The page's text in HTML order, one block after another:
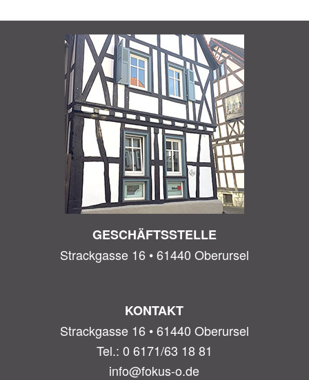
GESCHÄFTSSTELLE
Strackgasse 16 • 61440 Oberursel
KONTAKT
Strackgasse 16 • 61440 Oberursel
Tel.: 0 6171/63 18 81
info@fokus-o.de